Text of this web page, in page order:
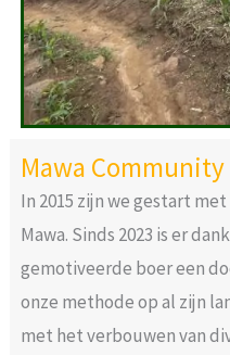
Mawa Community
In 2015 zijn we gestart
Mawa. Sinds 2023 is er
gemotiveerde boer een
onze methode op al zijn
met het verbouwen van